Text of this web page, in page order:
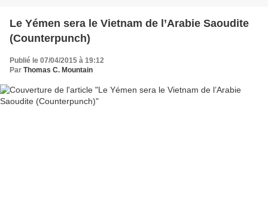
Le Yémen sera le Vietnam de l’Arabie Saoudite
(Counterpunch)
Publié le 07/04/2015 à 19:12
Par Thomas C. Mountain